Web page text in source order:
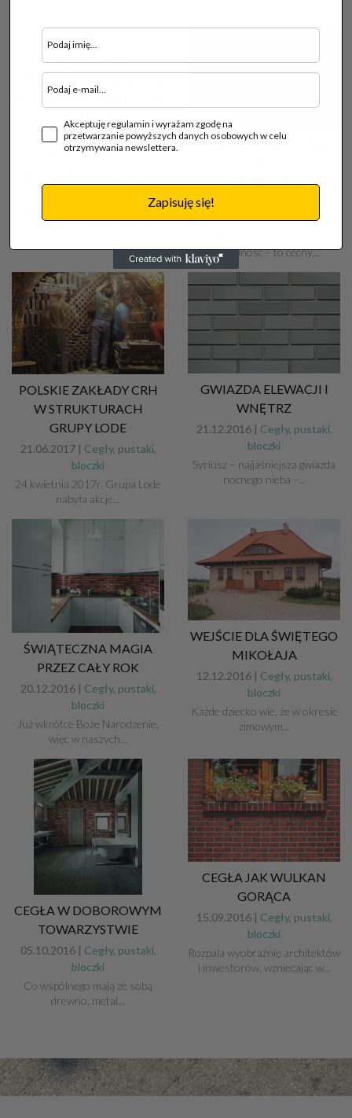
STAN SUROWY
OTWARTY – PROBLEMY Z
MATERIAŁEM I BRAKIEM
DOBREGO
SPRAWDZONEGO
WYKONAWCY.
Wybudowaliśmy dla naszych
CEGŁA KLINKIEROWA:
TRWAŁOŚĆ
13.12.2017 |
bloczki
opłacalność – to cechy,...
POLSKIE ZAKŁADY CRH
W STRUKTURACH
GRUPY LODE
21.06.2017 | Cegły, pustaki,
bloczki
24 kwietnia 2017r. Grupa Lode
nabyła akcje...
GWIAZDA ELEWACJI I
WNĘTRZ
21.12.2016 | Cegły, pustaki,
bloczki
Syriusz – najjaśniejsza gwiazda
nocnego nieba –...
ŚWIĄTECZNA MAGIA
PRZEZ CAŁY ROK
20.12.2016 | Cegły, pustaki,
bloczki
Już wkrótce Boże Narodzenie,
więc w naszych...
WEJŚCIE DLA ŚWIĘTEGO
MIKOŁAJA
12.12.2016 | Cegły, pustaki,
bloczki
Każde dziecko wie, że w okresie
zimowym...
CEGŁA W DOBOROWYM
TOWARZYSTWIE
05.10.2016 | Cegły, pustaki,
bloczki
Co wspólnego mają ze sobą
drewno, metal...
CEGŁA JAK WULKAN
GORĄCA
15.09.2016 | Cegły, pustaki,
bloczki
Rozpala wyobraźnię architektów
i inwestorów, wzniecając w...
Akceptuję regulamin i wyrażam zgodę na
przetwarzanie powyższych danych osobowych w celu
otrzymywania newslettera.
Zapisuję się!